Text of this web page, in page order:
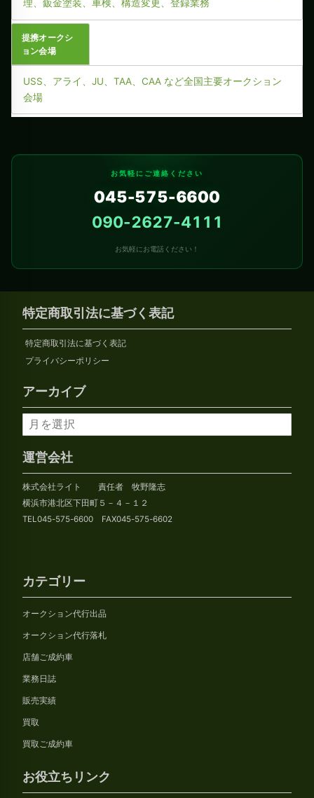
理、鈑金塗装、車検、構造変更、登録業務
提携オークシ
ョン会場
USS、アライ、JU、TAA、CAA など全国主要オークション
会場
お気軽にご連絡ください
045-575-6600
090-2627-4111
お気軽にお電話ください！
特定商取引法に基づく表記
特定商取引法に基づく表記
プライバシーポリシー
アーカイブ
ア
ー
カ
イ
ブ
運営会社
株式会社ライト 責任者 牧野隆志
横浜市港北区下田町５－４－１２
TEL045-575-6600 FAX045-575-6602
カテゴリー
オークション代行出品
オークション代行落札
店舗ご成約車
業務日誌
販売実績
買取
買取ご成約車
お役立ちリンク